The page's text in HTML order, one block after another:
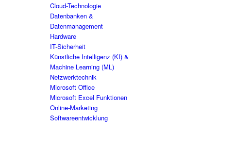
Cloud-Technologie
Datenbanken &
Datenmanagement
Hardware
IT-Sicherheit
Künstliche Intelligenz (KI) &
Machine Learning (ML)
Netzwerktechnik
Microsoft Office
Microsoft Excel Funktionen
Online-Marketing
Softwareentwicklung